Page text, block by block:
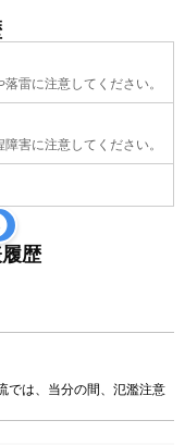
雷に注意してください。
害に注意してください。
歴
では、当分の間、氾濫注意